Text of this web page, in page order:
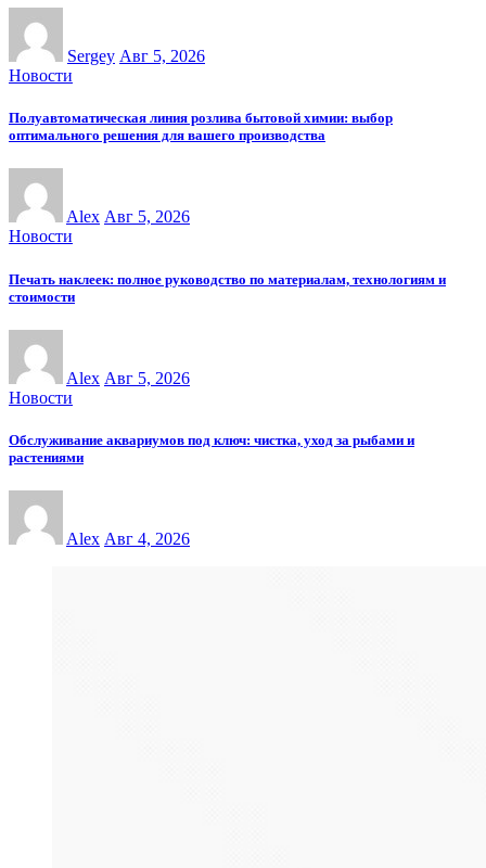
Sergey Авг 5, 2026
Новости
Полуавтоматическая линия розлива бытовой химии: выбор
оптимального решения для вашего производства
Alex Авг 5, 2026
Новости
Печать наклеек: полное руководство по материалам, технологиям и
стоимости
Alex Авг 5, 2026
Новости
Обслуживание аквариумов под ключ: чистка, уход за рыбами и
растениями
Alex Авг 4, 2026